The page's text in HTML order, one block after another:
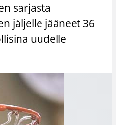
sarjasta
jäljelle jääneet 36
uudelle